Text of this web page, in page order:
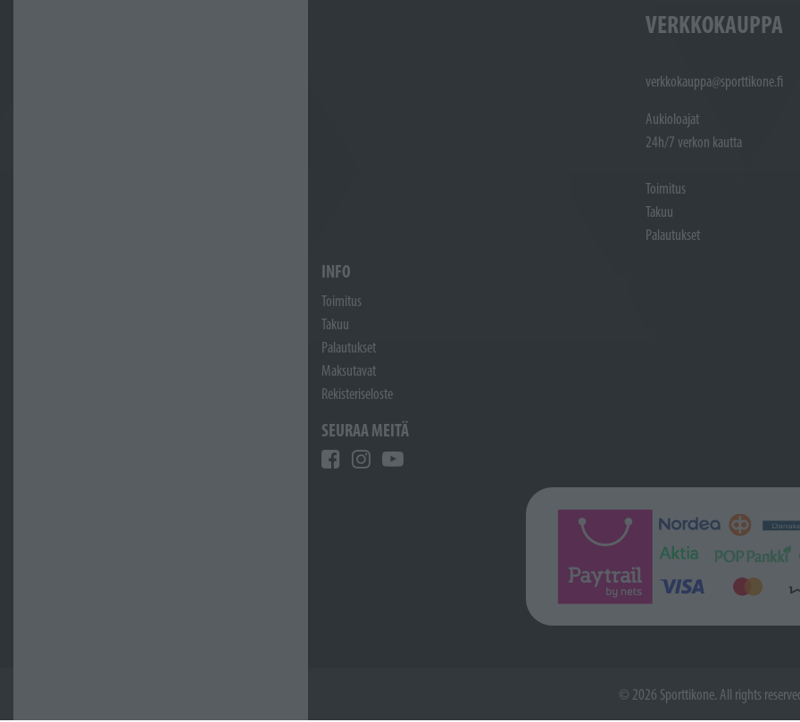
VERKKOKAUPPA
verkkokauppa@sporttikone.fi
Aukioloajat
24h/7 verkon kautta
Toimitus
Takuu
Palautukset
INFO
Toimitus
Takuu
Palautukset
Maksutavat
Rekisteriseloste
SEURAA MEITÄ
© 2026 Sporttikone. All rights